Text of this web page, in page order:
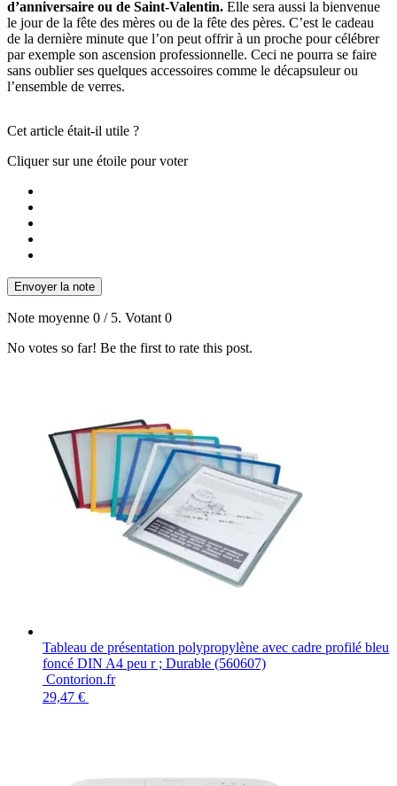
d’anniversaire ou de Saint-Valentin. Elle sera aussi la bienvenue
le jour de la fête des mères ou de la fête des pères. C’est le cadeau
de la dernière minute que l’on peut offrir à un proche pour célébrer
par exemple son ascension professionnelle. Ceci ne pourra se faire
sans oublier ses quelques accessoires comme le décapsuleur ou
l’ensemble de verres.
Cet article était-il utile ?
Cliquer sur une étoile pour voter
Envoyer la note
Note moyenne 0 / 5. Votant 0
No votes so far! Be the first to rate this post.
Tableau de présentation polypropylène avec cadre profilé bleu
foncé DIN A4 peu r ; Durable (560607)
Contorion.fr
29,47 €